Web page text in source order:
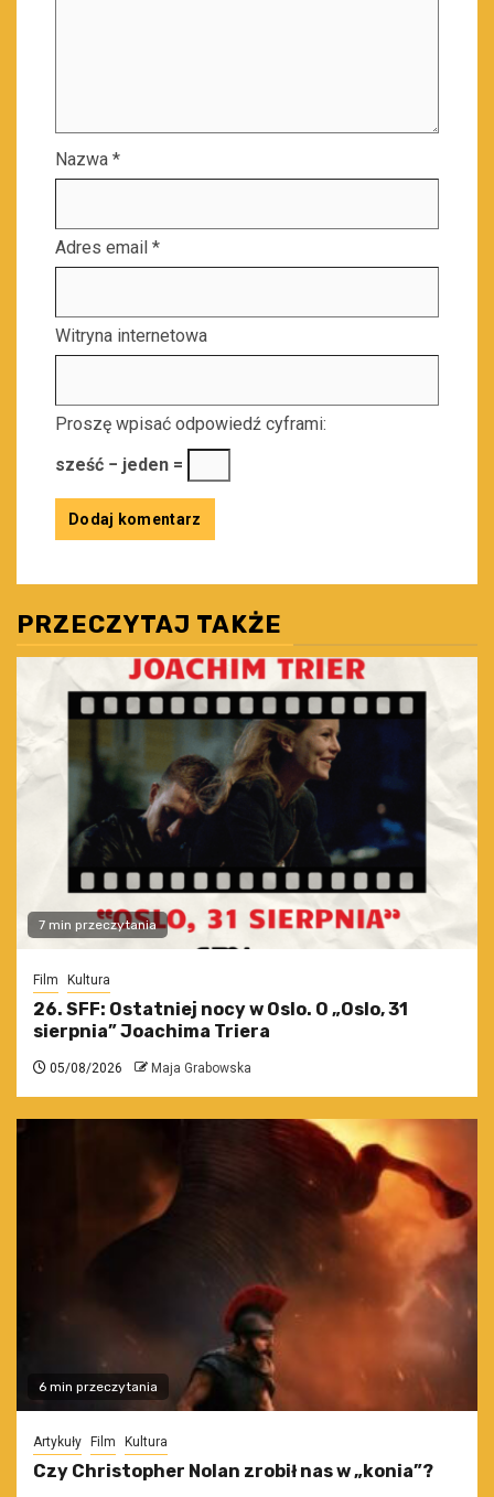
Nazwa *
Adres email *
Witryna internetowa
Proszę wpisać odpowiedź cyframi:
sześć − jeden =
PRZECZYTAJ TAKŻE
7 min przeczytania
Film Kultura
26. SFF: Ostatniej nocy w Oslo. O „Oslo, 31
sierpnia” Joachima Triera
05/08/2026 Maja Grabowska
6 min przeczytania
Artykuły Film Kultura
Czy Christopher Nolan zrobił nas w „konia”?